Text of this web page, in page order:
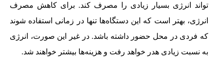
تواند انرژی بسیار زیادی را مصرف کند. برای کاهش مصرف
انرژی، بهتر است که این دستگاه‌ها تنها در زمانی استفاده شوند
که فردی در محل حضور داشته باشد. در غیر این صورت، انرژی
به نسبت زیادی هدر خواهد رفت و هزینه‌ها بیشتر خواهند شد.